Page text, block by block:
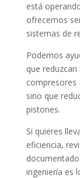
está
ofrecemos
sistemas de
Podemos
que
compresores
sino que
pistones.
Si quieres
eficiencia,
ingeniería es